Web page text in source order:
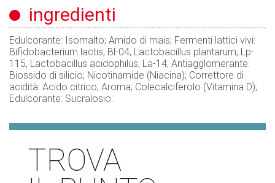
ingredienti
Edulcorante: Isomalto; Amido di mais; Fermenti lattici vivi:
Bifidobacterium lactis, Bl-04, Lactobacillus plantarum, Lp-
115, Lactobacillus acidophilus, La-14; Antiagglomerante:
Biossido di silicio; Nicotinamide (Niacina); Correttore di
acidità: Acido citrico; Aroma; Colecalciferolo (Vitamina D);
Edulcorante: Sucralosio.
TROVA